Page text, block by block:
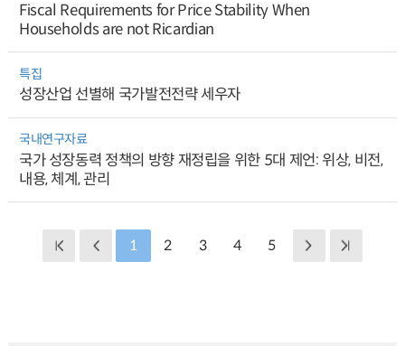
Fiscal Requirements for Price Stability When
Households are not Ricardian
특집
성장산업 선별해 국가발전전략 세우자
국내연구자료
국가 성장동력 정책의 방향 재정립을 위한 5대 제언: 위상, 비전,
내용, 체계, 관리
1 2 3 4 5